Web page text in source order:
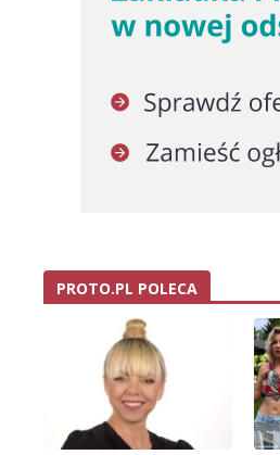
PROTO.PL POLECA